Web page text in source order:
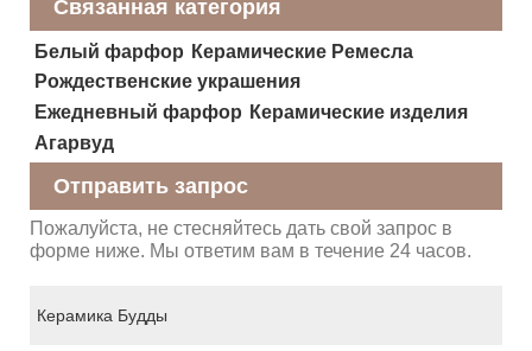
Связанная категория
Белый фарфор Керамические Ремесла
Рождественские украшения
Ежедневный фарфор Керамические изделия
Агарвуд
Отправить запрос
Пожалуйста, не стесняйтесь дать свой запрос в
форме ниже. Мы ответим вам в течение 24 часов.